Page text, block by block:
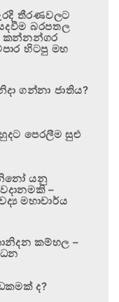
තීරණවලට
බරපතල
කන්නන්ගර
හිටපු මහ
ගන්නා ජාතිය?
පෙරලීම සුළු
යනු
–
මහාචාර්ය
කම්හල –
ද?